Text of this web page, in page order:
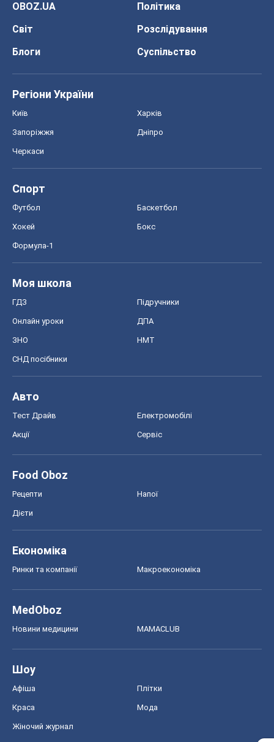
OBOZ.UA
Політика
Світ
Розслідування
Блоги
Суспільство
Регіони України
Київ Харків
Запоріжжя Дніпро
Черкаси
Спорт
Футбол Баскетбол
Хокей Бокс
Формула-1
Моя школа
ГДЗ Підручники
Онлайн уроки ДПА
ЗНО НМТ
СНД посібники
Авто
Тест Драйв Електромобілі
Акції Сервіс
Food Oboz
Рецепти Напої
Дієти
Економіка
Ринки та компанії Макроекономіка
MedOboz
Новини медицини MAMACLUB
Шоу
Афіша Плітки
Краса Мода
Жіночий журнал